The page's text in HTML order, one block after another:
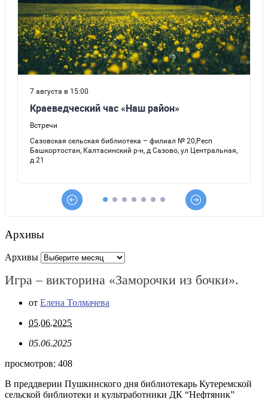
Архивы
Архивы
Игра – викторина «Заморочки из бочки».
от Елена Толмачева
05.06.2025
05.06.2025
просмотров: 408
В преддверии Пушкинского дня библиотекарь Кутеремской
сельской библиотеки и культработники ДК “Нефтяник”